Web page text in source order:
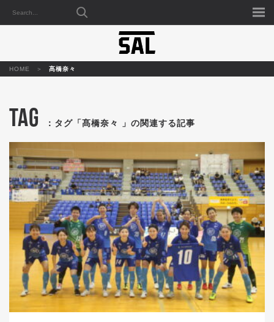
HOME 髙橋奈々
TAG ：タグ「髙橋奈々 」の関連する記事